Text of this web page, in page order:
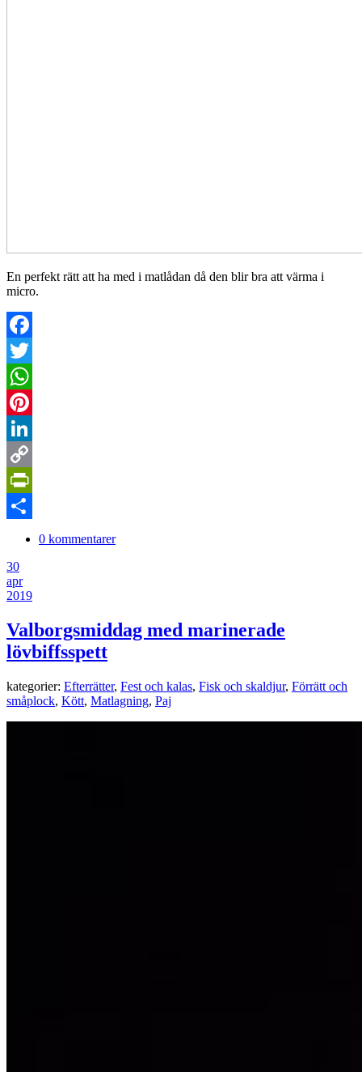
En perfekt rätt att ha med i matlådan då den blir bra att värma i
micro.
Facebook
Twitter
WhatsApp
Pinterest
LinkedIn
Copy
Link
PrintFriendly
0 kommentarer
30
apr
2019
Valborgsmiddag med marinerade
lövbiffsspett
kategorier: Efterrätter, Fest och kalas, Fisk och skaldjur, Förrätt och
småplock, Kött, Matlagning, Paj